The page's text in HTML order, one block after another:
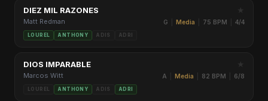
DIEZ MIL RAZONES
Matt Redman G Media 75 BPM 4/4
LOUREL ANTHONY ADIS ADRI
DIOS IMPARABLE
Marcos Witt A Media 82 BPM 6/8
LOUREL ANTHONY ADIS ADRI